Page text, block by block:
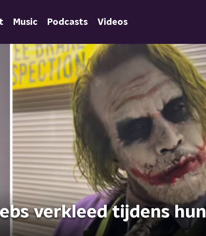
Music Podcasts Videos
verkleed tijdens hun